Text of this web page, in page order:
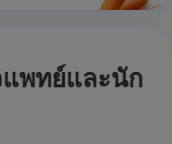
พทย์และนัก